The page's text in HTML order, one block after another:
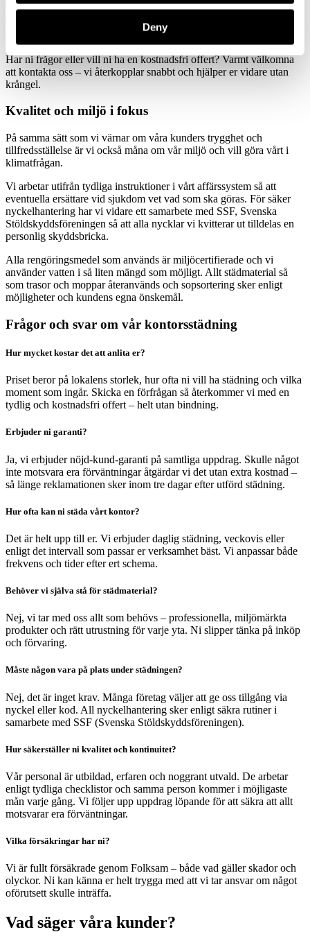
Deny
Varje uppdrag planeras i nära dialog med er som kund. Tillsammans
ser vi till att städningen passar era lokaler, rutiner och behov – på ett
sätt som förenklar vardagen och stärker arbetsmiljön.
Har ni frågor eller vill ni ha en kostnadsfri offert? Varmt välkomna
att kontakta oss – vi återkopplar snabbt och hjälper er vidare utan
krångel.
Kvalitet och miljö i fokus
På samma sätt som vi värnar om våra kunders trygghet och
tillfredsställelse är vi också måna om vår miljö och vill göra vårt i
klimatfrågan.
Vi arbetar utifrån tydliga instruktioner i vårt affärssystem så att
eventuella ersättare vid sjukdom vet vad som ska göras. För säker
nyckelhantering har vi vidare ett samarbete med SSF, Svenska
Stöldskyddsföreningen så att alla nycklar vi kvitterar ut tilldelas en
personlig skyddsbricka.
Alla rengöringsmedel som används är miljöcertifierade och vi
använder vatten i så liten mängd som möjligt. Allt städmaterial så
som trasor och moppar återanvänds och sopsortering sker enligt
möjligheter och kundens egna önskemål.
Frågor och svar om vår kontorsstädning
Hur mycket kostar det att anlita er?
Priset beror på lokalens storlek, hur ofta ni vill ha städning och vilka
moment som ingår. Skicka en förfrågan så återkommer vi med en
tydlig och kostnadsfri offert – helt utan bindning.
Erbjuder ni garanti?
Ja, vi erbjuder nöjd-kund-garanti på samtliga uppdrag. Skulle något
inte motsvara era förväntningar åtgärdar vi det utan extra kostnad –
så länge reklamationen sker inom tre dagar efter utförd städning.
Hur ofta kan ni städa vårt kontor?
Det är helt upp till er. Vi erbjuder daglig städning, veckovis eller
enligt det intervall som passar er verksamhet bäst. Vi anpassar både
frekvens och tider efter ert schema.
Behöver vi själva stå för städmaterial?
Nej, vi tar med oss allt som behövs – professionella, miljömärkta
produkter och rätt utrustning för varje yta. Ni slipper tänka på inköp
och förvaring.
Måste någon vara på plats under städningen?
Nej, det är inget krav. Många företag väljer att ge oss tillgång via
nyckel eller kod. All nyckelhantering sker enligt säkra rutiner i
samarbete med SSF (Svenska Stöldskyddsföreningen).
Hur säkerställer ni kvalitet och kontinuitet?
Vår personal är utbildad, erfaren och noggrant utvald. De arbetar
enligt tydliga checklistor och samma person kommer i möjligaste
mån varje gång. Vi följer upp uppdrag löpande för att säkra att allt
motsvarar era förväntningar.
Vilka försäkringar har ni?
Vi är fullt försäkrade genom Folksam – både vad gäller skador och
olyckor. Ni kan känna er helt trygga med att vi tar ansvar om något
oförutsett skulle inträffa.
Vad säger våra kunder?